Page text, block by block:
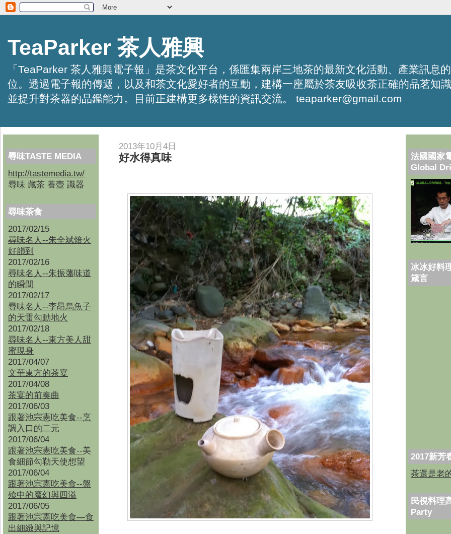
TeaParker 茶人雅興
「TeaParker 茶人雅興電子報」是茶文化平台，係匯集兩岸三地茶的最新文化活動、產業訊息
位。透過電子報的傳遞，以及和茶文化愛好者的互動，建構一座屬於茶友吸收茶正確的品茗知
並提升對茶器的品鑑能力。目前正建構更多樣性的資訊交流。 teaparker@gmail.com
尋味TASTE MEDIA
http://tastemedia.tw/
尋味 藏茶 養壺 識器
尋味茶食
2017/02/15
尋味名人--朱全斌焙火
好韻到
2017/02/16
尋味名人--朱振藩味道
的瞬間
2017/02/17
尋味名人--李昂烏魚子
的天雷勾動地火
2017/02/18
尋味名人--東方美人甜
蜜現身
2017/04/07
文華東方的茶宴
2017/04/08
茶宴的前奏曲
2017/06/03
跟著池宗憲吃美食--烹
調入口的二元
2017/06/04
跟著池宗憲吃美食--美
食細節勾勒天使想望
2017/06/04
跟著池宗憲吃美食--盤
飧中的魔幻與四溢
2017/06/05
跟著池宗憲吃美食—食
出細緻與記憶
2013年10月4日
好水得真味
法國國家
Global
冰冰好料
箴言
2017新芳
茶還是老
民視料理
Party